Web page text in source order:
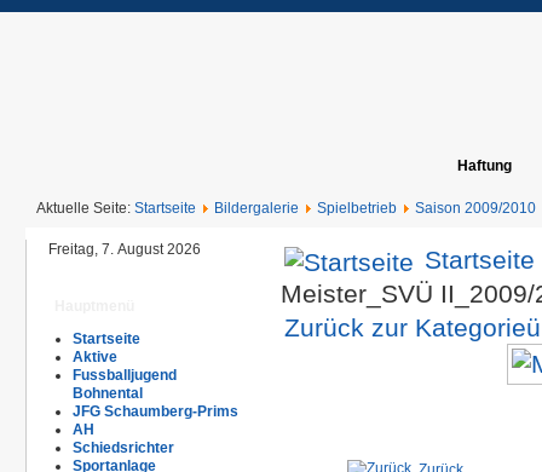
Haftung
Aktuelle Seite: Startseite Bildergalerie Spielbetrieb Saison 2009/2010
Freitag, 7. August 2026
Startseite
Aktive
Fussballjugend
Bohnental
JFG Schaumberg-Prims
AH
Schiedsrichter
Sportanlage
Startseite
Meister_SVÜ II_2009/
Zurück zur